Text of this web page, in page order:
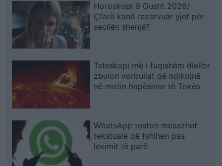
Horoskopi 9 Gusht 2026/
Çfarë kanë rezervuar yjet për
secilën shenjë?
Teleskopi më i fuqishëm diellor
zbulon vorbullat që ndikojnë
në motin hapësinor të Tokës
WhatsApp teston mesazhet
tekstuale që fshihen pas
leximit të parë